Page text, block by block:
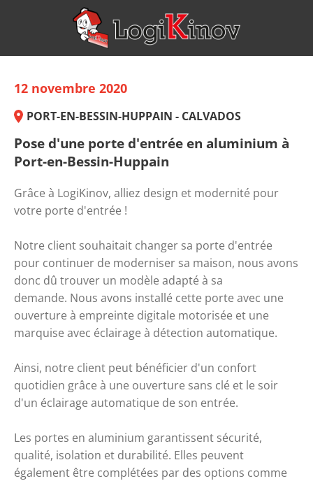
12 novembre 2020
PORT-EN-BESSIN-HUPPAIN - CALVADOS
Pose d'une porte d'entrée en aluminium à
Port-en-Bessin-Huppain
Grâce à LogiKinov, alliez design et modernité pour
votre porte d'entrée !
Notre client souhaitait changer sa porte d'entrée
pour continuer de moderniser sa maison, nous avons
donc dû trouver un modèle adapté à sa
demande. Nous avons installé cette porte avec une
ouverture à empreinte digitale motorisée et une
marquise avec éclairage à détection automatique.
Ainsi, notre client peut bénéficier d'un confort
quotidien grâce à une ouverture sans clé et le soir
d'un éclairage automatique de son entrée.
Les portes en aluminium garantissent sécurité,
qualité, isolation et durabilité. Elles peuvent
également être complétées par des options comme